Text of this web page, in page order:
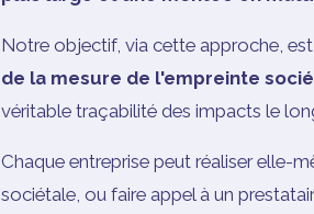
Notre objectif, via cette approche,
de la mesure de l'empreinte
véritable traçabilité des impacts le
Chaque entreprise peut réaliser elle-
sociétale, ou faire appel à un